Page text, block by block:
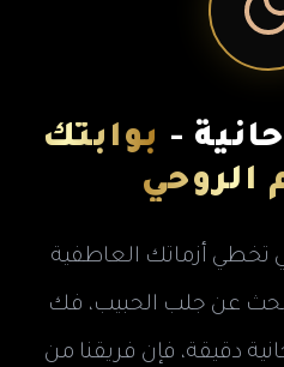
- بوابتك
الروحي
تخطي أزماتك العاطفية
عن جلب الحبيب، فك
دقيقة، فإن فريقنا من